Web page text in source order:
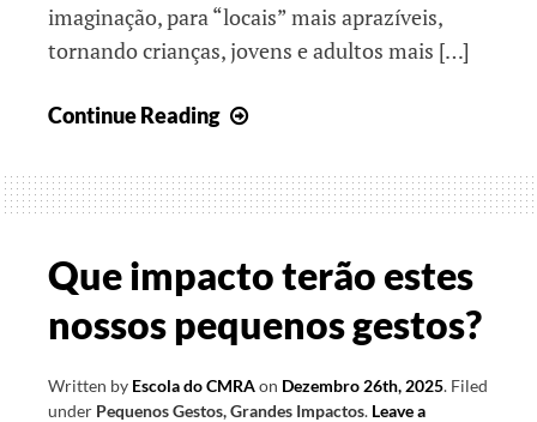
imaginação, para “locais” mais aprazíveis,
tornando crianças, jovens e adultos mais […]
Continue Reading
que
nos
criativos
Que impacto terão estes
nossos pequenos gestos?
Written by Escola do CMRAon Dezembro 26th, 2025. Filed
under Pequenos Gestos, Grandes Impactos. Leave a